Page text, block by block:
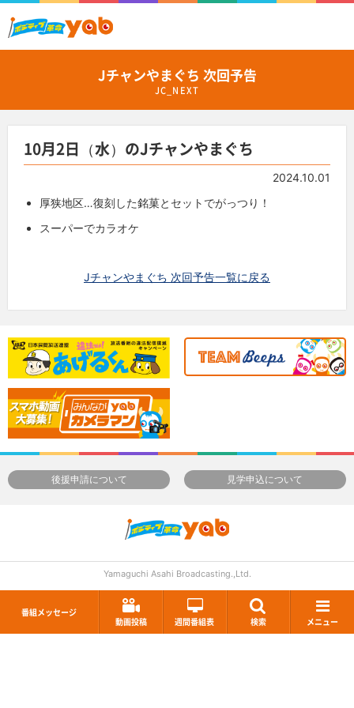
番組メッセージ
動画投稿
週間番組表 検索 メニュー
Jチャンやまぐち 次回予告
JC_NEXT
10月2日（水）のJチャンやまぐち
2024.10.01
厚狭地区…復刻した銘菓とセットでがっつり！
スーパーでカラオケ
Jチャンやまぐち 次回予告一覧に戻る
後援申請について 見学申込について
Yamaguchi Asahi Broadcasting.,Ltd.